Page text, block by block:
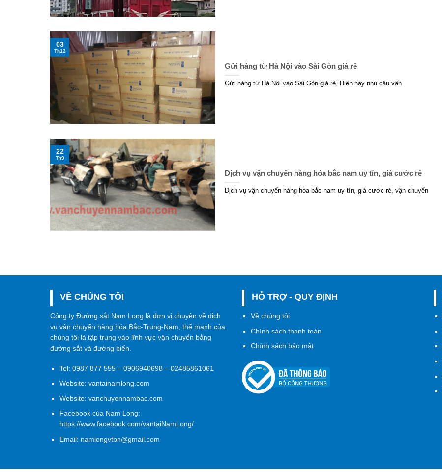
Gửi hàng từ Hà Nội vào Sài Gòn giá rẻ
Gửi hàng từ Hà Nội vào Sài Gòn giá rẻ. Hiện nay nhu cầu vận
03
Th12
Dịch vụ vận chuyển hàng hóa bắc nam uy tín, giá cước rẻ
Dịch vụ vận chuyển hàng hóa bắc nam uy tín, giá cước rẻ, vận chuyển
22
Th9
VỀ CHÚNG TÔI
Công ty Đường sắt Nam Long là đơn vị chuyên về dịch
vụ vận chuyển hàng hóa Bắc-Trung-Nam, thế mạnh của
chúng tôi là tập trung vào lĩnh vực vận chuyển bằng
đường sắt và đường biển.
Tel: 0987 877 555– 0906940698– 02485861061
Website: vantainamlong.com
Website: vanchuyennambac.com
Facebook của Nam Long:
https://www.facebook.com/vantaiNamLong/
Email: namlongvtbn@gmail.com
HỖ TRỢ - QUY ĐỊNH
Về chúng tôi
Chính sách thanh toán
Chính sách bảo mật